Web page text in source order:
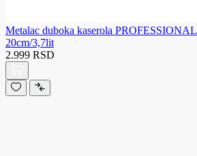
Metalac duboka kaserola PROFESSIONAL
20cm/3,7lit
2.999 RSD